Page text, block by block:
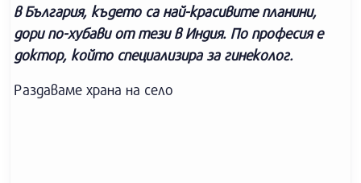
в България, където са най-красивите планини,
дори по-хубави от тези в Индия. По професия е
доктор, който специализира за гинеколог.
Раздаваме храна на село